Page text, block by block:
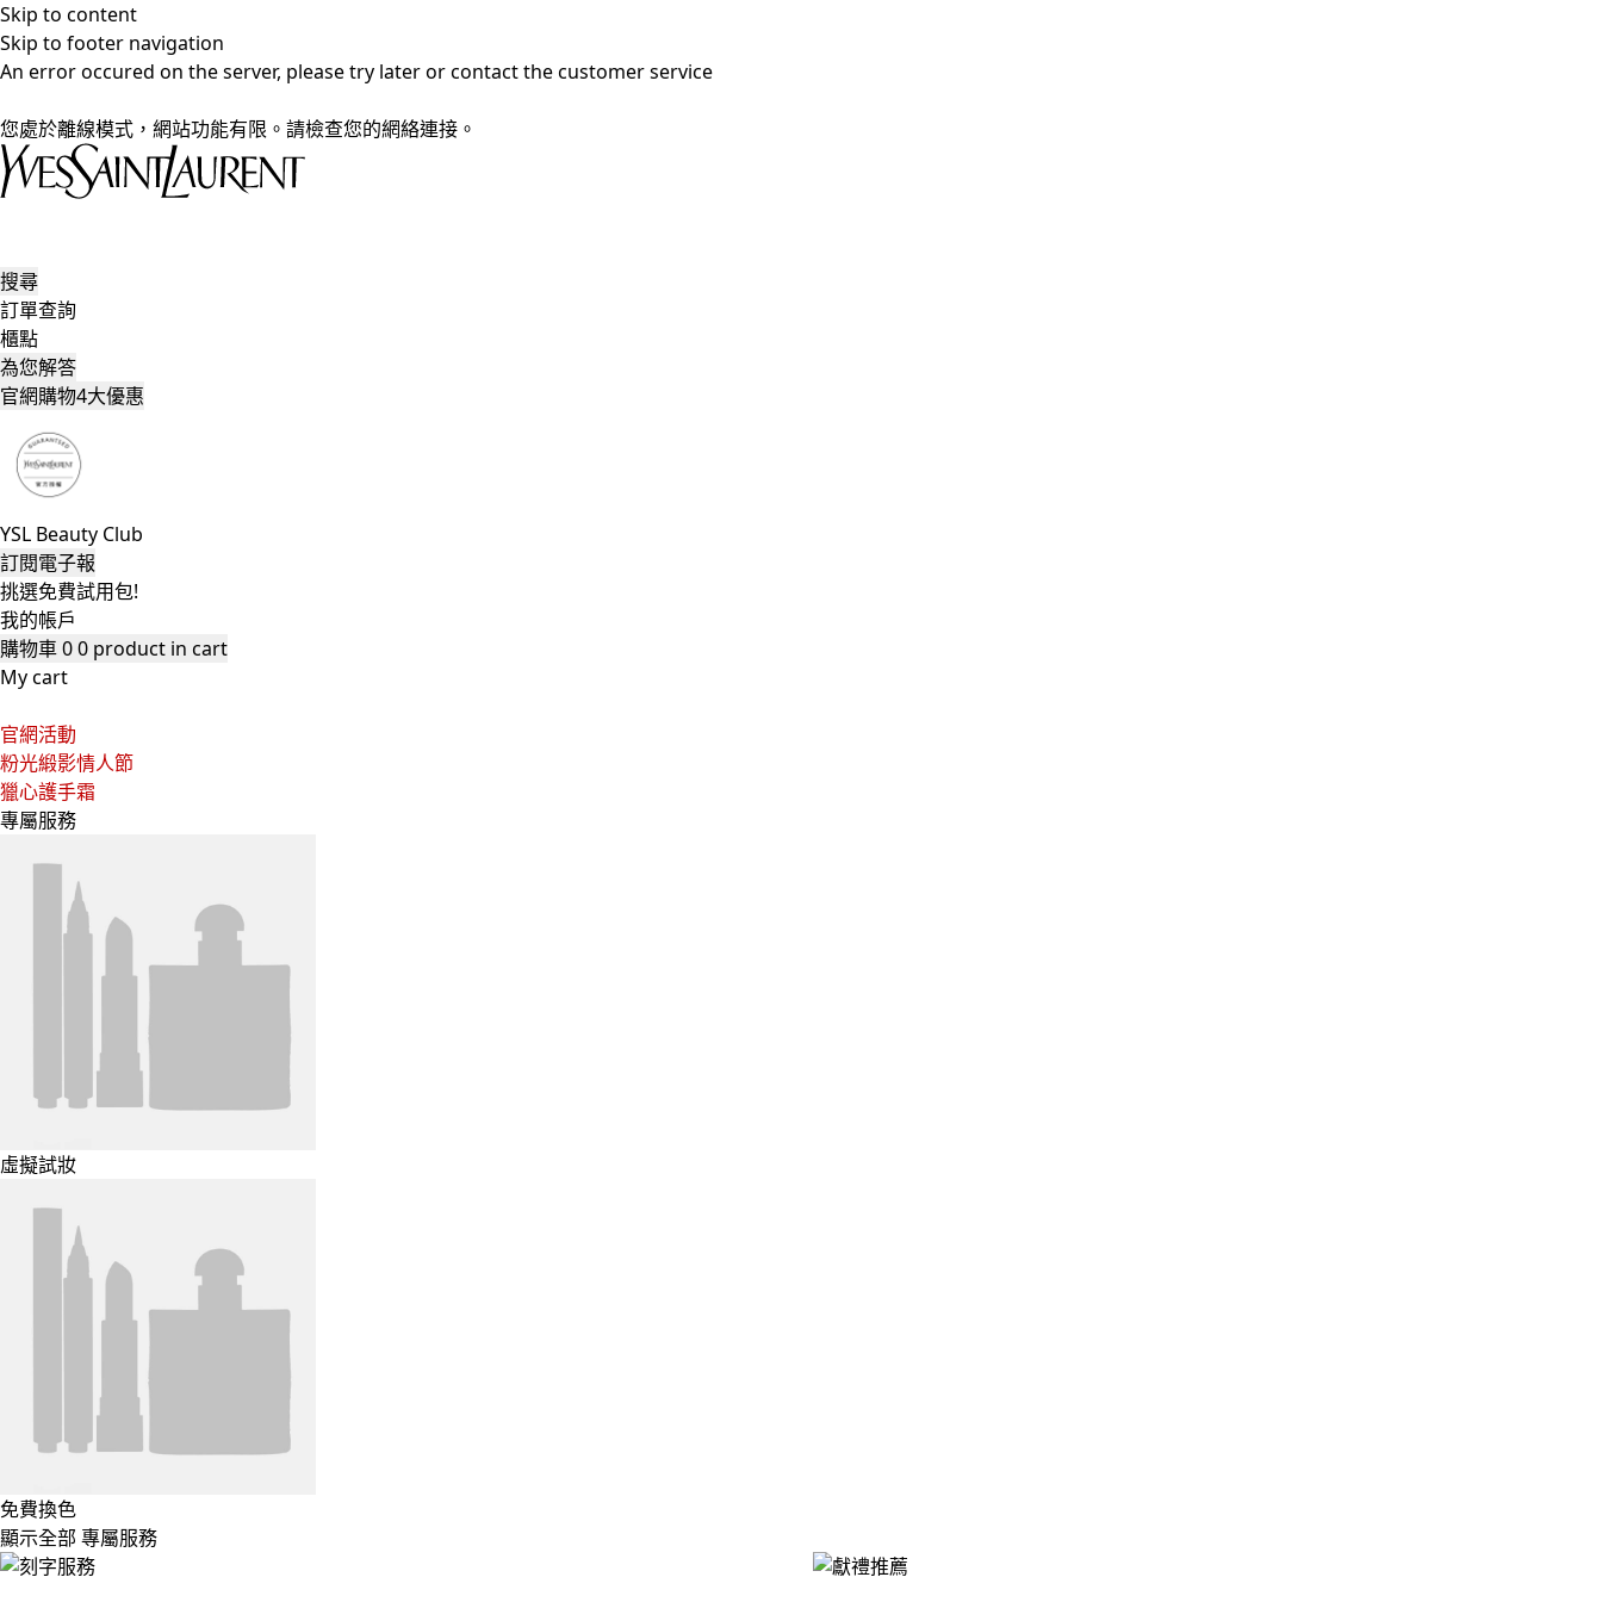
Skip to content
Skip to footer navigation
An error occured on the server, please try later or contact the customer service
您處於離線模式，網站功能有限。請檢查您的網絡連接。
搜尋
訂單查詢
櫃點
為您解答
官網購物4大優惠
YSL Beauty Club
訂閱電子報
挑選免費試用包!
我的帳戶
購物車00 product in cart
My cart
官網活動
粉光緞影情人節
獵心護手霜
專屬服務
虛擬試妝
免費換色
顯示全部 專屬服務